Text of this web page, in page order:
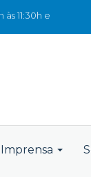
11:30h e
Imprensa